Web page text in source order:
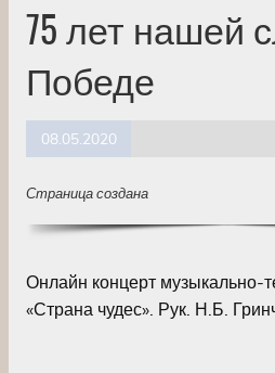
75 лет нашей
Победе
08.05.2020
Страница создана
Онлайн концерт музыкально-
«Страна чудес». Рук. Н.Б.